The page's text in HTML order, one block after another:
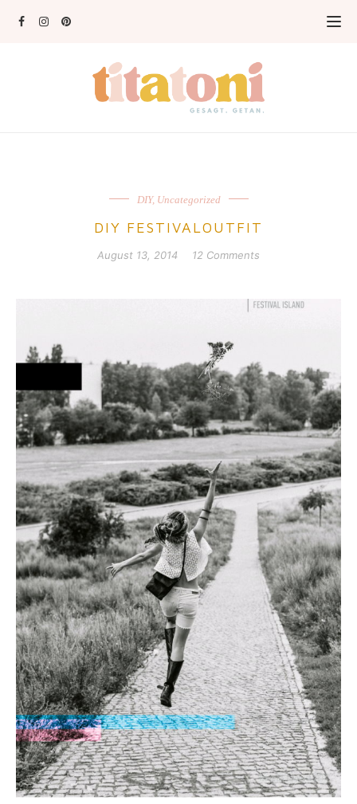
DIY, Uncategorized
DIY FESTIVALOUTFIT
August 13, 2014 12 Comments